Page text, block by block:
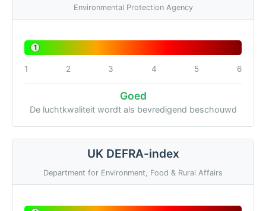
Environmental Protection Agency
1
1 2 3 4 5 6
Goed
De luchtkwaliteit wordt als bevredigend beschouwd
UK DEFRA-index
Department for Environment, Food & Rural Affairs